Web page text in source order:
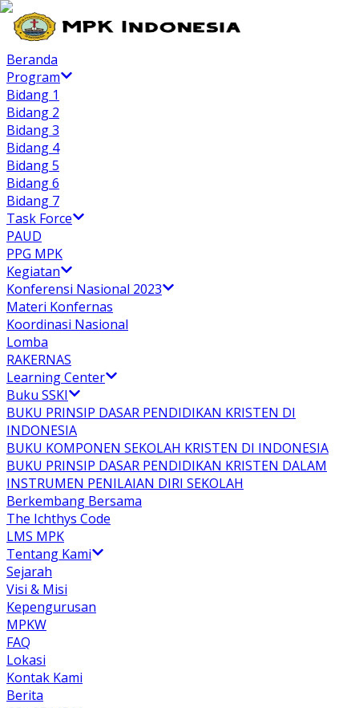
Beranda
Program
Bidang 1
Bidang 2
Bidang 3
Bidang 4
Bidang 5
Bidang 6
Bidang 7
Task Force
PAUD
PPG MPK
Kegiatan
Konferensi Nasional 2023
Materi Konfernas
Koordinasi Nasional
Lomba
RAKERNAS
Learning Center
Buku SSKI
BUKU PRINSIP DASAR PENDIDIKAN KRISTEN DI
INDONESIA
BUKU KOMPONEN SEKOLAH KRISTEN DI INDONESIA
BUKU PRINSIP DASAR PENDIDIKAN KRISTEN DALAM
INSTRUMEN PENILAIAN DIRI SEKOLAH
Berkembang Bersama
The Ichthys Code
LMS MPK
Tentang Kami
Sejarah
Visi & Misi
Kepengurusan
MPKW
FAQ
Lokasi
Kontak Kami
Berita